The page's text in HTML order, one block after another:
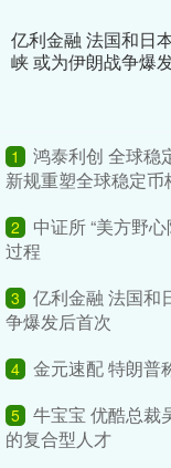
亿利金融 法国和日
峡 或为伊朗战争爆
1
鸿泰利创 全球稳
新规重塑全球稳定币
2
中证所 “美方野
过程
3
亿利金融 法国和
争爆发后首次
4 金元速配 特朗普
5 牛宝宝 优酷总裁
的复合型人才